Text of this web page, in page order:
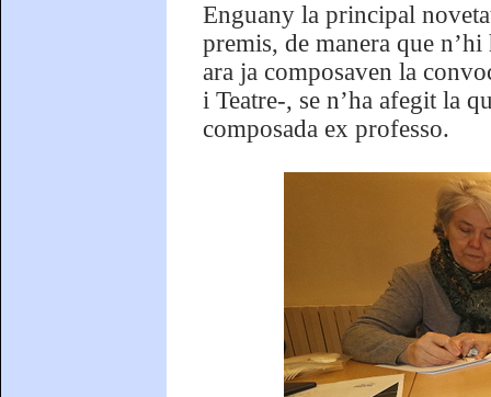
Enguany la principal
premis, de manera que
ara ja composaven la
i Teatre-, se n’ha afegit la
composada ex professo.